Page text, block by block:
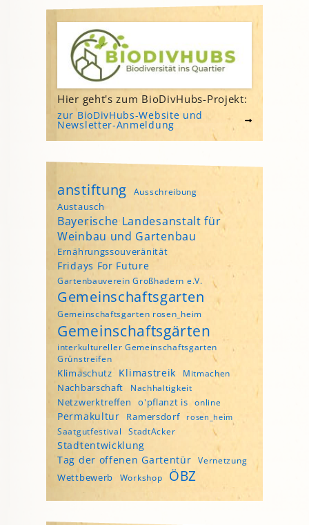
Hier geht's zum BioDivHubs-Projekt:
zur BioDivHubs-Website und
Newsletter-Anmeldung
anstiftung Ausschreibung
Austausch
Bayerische Landesanstalt für
Weinbau und Gartenbau
Ernährungssouveränität
Fridays For Future
Gartenbauverein Großhadern e.V.
Gemeinschaftsgarten
Gemeinschaftsgarten rosen_heim
Gemeinschaftsgärten
interkultureller Gemeinschaftsgarten
Grünstreifen
Klimaschutz Klimastreik Mitmachen
Nachbarschaft Nachhaltigkeit
Netzwerktreffen o'pflanzt is online
Permakultur Ramersdorf rosen_heim
Saatgutfestival StadtAcker
Stadtentwicklung
Tag der offenen Gartentür
Vernetzung
Wettbewerb Workshop ÖBZ